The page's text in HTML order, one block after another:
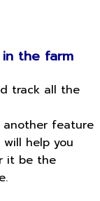
the farm
track all the
another feature
help you
it be the